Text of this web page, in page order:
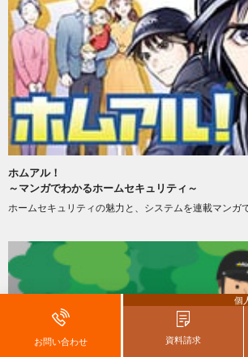
ホムアル！
～マンガでわかるホームセキュリティ～
ホームセキュリティの魅力と、システムを連載マンガ
お問い合わせ
個
資料請求